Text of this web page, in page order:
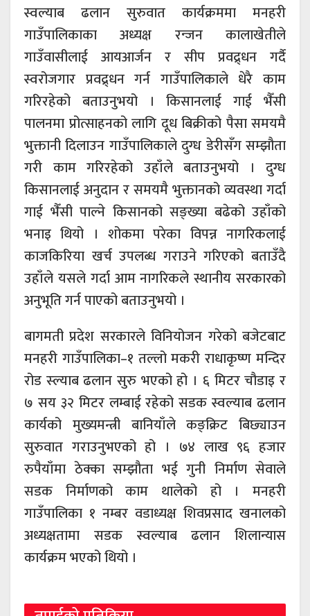
स्वल्याब ढलान सुरुवात कार्यक्रममा मनहरी
गाउँपालिकाका अध्यक्ष रन्जन कालाखेतीले
गाउँवासीलाई आयआर्जन र सीप प्रवद्र्धन गर्दै
स्वरोजगार प्रवद्र्धन गर्न गाउँपालिकाले धेरै काम
गरिरहेको बताउनुभयो । किसानलाई गाई भैँसी
पालनमा प्रोत्साहनको लागि दूध बिक्रीको पैसा समयमै
भुक्तानी दिलाउन गाउँपालिकाले दुग्ध डेरीसँग सम्झौता
गरी काम गरिरहेको उहाँले बताउनुभयो । दुग्ध
किसानलाई अनुदान र समयमै भुक्तानको व्यवस्था गर्दा
गाई भैँसी पाल्ने किसानको सङ्ख्या बढेको उहाँको
भनाइ थियो । शोकमा परेका विपन्न नागरिकलाई
काजकिरिया खर्च उपलब्ध गराउने गरिएको बताउँदै
उहाँले यसले गर्दा आम नागरिकले स्थानीय सरकारको
अनुभूति गर्न पाएको बताउनुभयो ।
बागमती प्रदेश सरकारले विनियोजन गरेको बजेटबाट
मनहरी गाउँपालिका–१ तल्लो मकरी राधाकृष्ण मन्दिर
रोड स्ल्याब ढलान सुरु भएको हो । ६ मिटर चौडाइ र
७ सय ३२ मिटर लम्बाई रहेको सडक स्वल्याब ढलान
कार्यको मुख्यमन्त्री बानियाँले कङ्क्रिट बिछ्याउन
सुरुवात गराउनुभएको हो । ७४ लाख ९६ हजार
रुपैयाँमा ठेक्का सम्झौता भई गुनी निर्माण सेवाले
सडक निर्माणको काम थालेको हो । मनहरी
गाउँपालिका १ नम्बर वडाध्यक्ष शिवप्रसाद खनालको
अध्यक्षतामा सडक स्वल्याब ढलान शिलान्यास
कार्यक्रम भएको थियो ।